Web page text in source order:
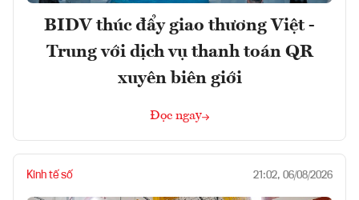
BIDV thúc đẩy giao thương Việt -
Trung với dịch vụ thanh toán QR
xuyên biên giới
Đọc ngay
Kinh tế số 21:02, 06/08/2026